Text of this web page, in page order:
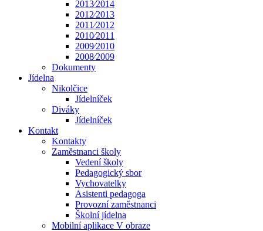
2013⁄2014
2012⁄2013
2011⁄2012
2010⁄2011
2009⁄2010
2008⁄2009
Dokumenty
Jídelna
Nikolčice
Jídelníček
Diváky
Jídelníček
Kontakt
Kontakty
Zaměstnanci školy
Vedení školy
Pedagogický sbor
Vychovatelky
Asistenti pedagoga
Provozní zaměstnanci
Školní jídelna
Mobilní aplikace V obraze